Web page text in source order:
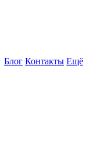
Блог Контакты Ещё